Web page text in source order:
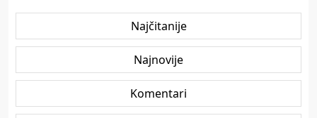
Najčitanije
Najnovije
Komentari